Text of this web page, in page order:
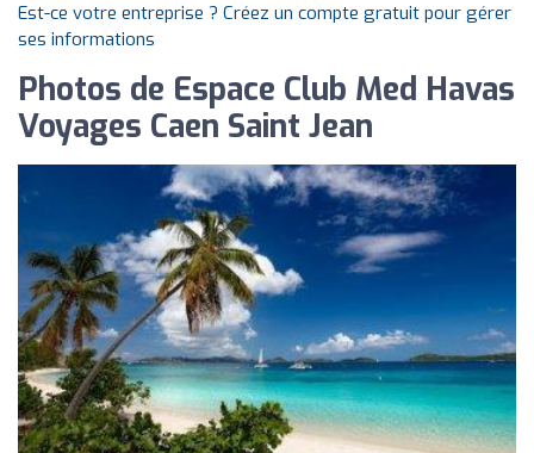
Est-ce votre entreprise ? Créez un compte gratuit pour gérer
ses informations
Photos de Espace Club Med Havas
Voyages Caen Saint Jean